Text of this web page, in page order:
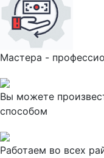
Мастера -
Вы можете
способом
Работаем во всех